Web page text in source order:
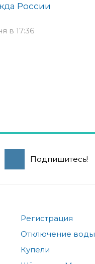
России
в 17:36
Подпишитесь!
Регистрация
Отключение воды
Купели